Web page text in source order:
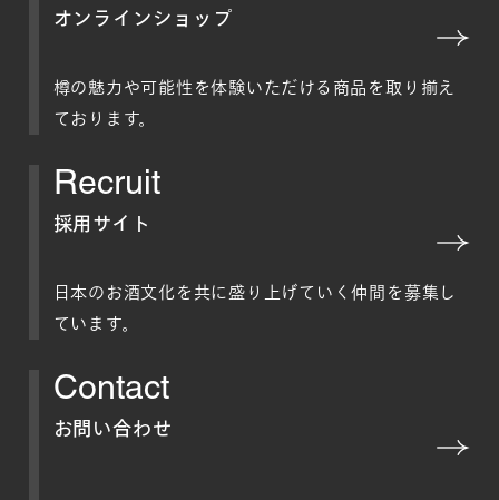
オンラインショップ
樽の魅力や可能性を体験いただける商品を取り揃え
ております。
Recruit
採用サイト
日本のお酒文化を共に盛り上げていく仲間を募集し
ています。
Contact
お問い合わせ